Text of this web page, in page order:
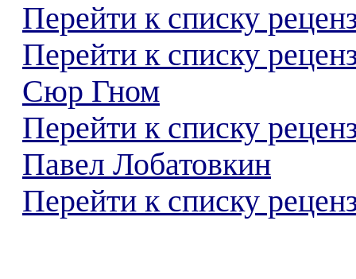
Перейти к списку
Перейти к списку
Сюр Гном
Перейти к списку
Павел Лобатовкин
Перейти к списку